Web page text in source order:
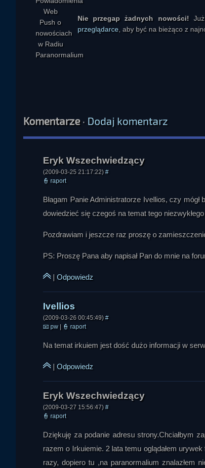
Nie przegap żadnych nowości!
przeglądarce , aby być na bieżąco z
Komentarze· Dodaj komentarz
Eryk Wszechwiedzący
(2009-03-25 21:17:22) #
👮 raport
Błagam Panie Administratorze Ivellios, czy
dowiedzieć się czegoś na temat tego
Pozdrawiam i jeszcze raz proszę o
PS: Proszę Pana aby napisał Pan do mnie na
| Odpowiedz
(2009-03-26 00:45:49) #
📧 pw 👮 raport
Na temat irkuiem jest dość dużo informacji w
| Odpowiedz
Eryk Wszechwiedzący
(2009-03-27 15:56:47) #
👮 raport
Dziękuję za podanie adresu strony.Chciałbym
razem o Irkuiemie. 2 lata temu oglądałem
razy, dopiero tu ,na paranormalium znalazłem
Ivellios